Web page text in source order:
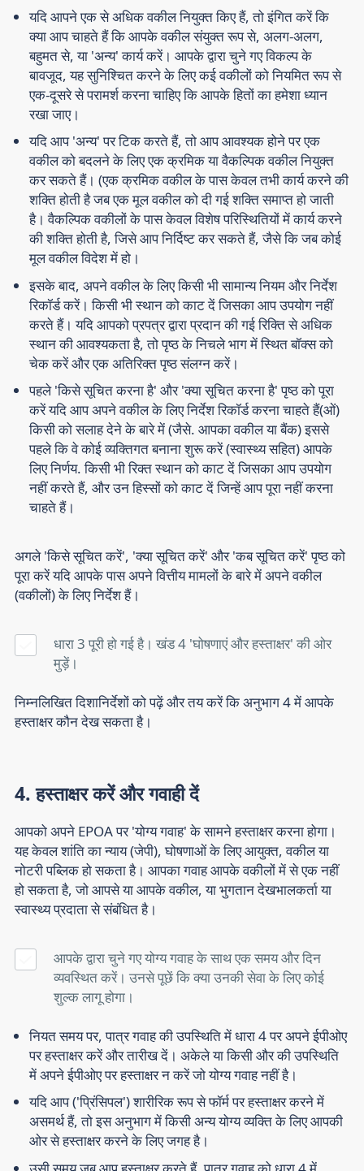
यदि आपने एक से अधिक वकील नियुक्त किए हैं, तो इंगित करें कि
क्या आप चाहते हैं कि आपके वकील संयुक्त रूप से, अलग-अलग,
बहुमत से, या 'अन्य' कार्य करें। आपके द्वारा चुने गए विकल्प के
बावजूद, यह सुनिश्चित करने के लिए कई वकीलों को नियमित रूप से
एक-दूसरे से परामर्श करना चाहिए कि आपके हितों का हमेशा ध्यान
रखा जाए।
यदि आप 'अन्य' पर टिक करते हैं, तो आप आवश्यक होने पर एक
वकील को बदलने के लिए एक क्रमिक या वैकल्पिक वकील नियुक्त
कर सकते हैं। (एक क्रमिक वकील के पास केवल तभी कार्य करने की
शक्ति होती है जब एक मूल वकील को दी गई शक्ति समाप्त हो जाती
है। वैकल्पिक वकीलों के पास केवल विशेष परिस्थितियों में कार्य करने
की शक्ति होती है, जिसे आप निर्दिष्ट कर सकते हैं, जैसे कि जब कोई
मूल वकील विदेश में हो।
इसके बाद, अपने वकील के लिए किसी भी सामान्य नियम और निर्देश
रिकॉर्ड करें। किसी भी स्थान को काट दें जिसका आप उपयोग नहीं
करते हैं। यदि आपको प्रपत्र द्वारा प्रदान की गई रिक्ति से अधिक
स्थान की आवश्यकता है, तो पृष्ठ के निचले भाग में स्थित बॉक्स को
चेक करें और एक अतिरिक्त पृष्ठ संलग्न करें।
पहले 'किसे सूचित करना है' और 'क्या सूचित करना है' पृष्ठ को पूरा
करें यदि आप अपने वकील के लिए निर्देश रिकॉर्ड करना चाहते हैं(ओं)
किसी को सलाह देने के बारे में (जैसे. आपका वकील या बैंक) इससे
पहले कि वे कोई व्यक्तिगत बनाना शुरू करें (स्वास्थ्य सहित) आपके
लिए निर्णय. किसी भी रिक्त स्थान को काट दें जिसका आप उपयोग
नहीं करते हैं, और उन हिस्सों को काट दें जिन्हें आप पूरा नहीं करना
चाहते हैं।
अगले 'किसे सूचित करें', 'क्या सूचित करें' और 'कब सूचित करें' पृष्ठ को
पूरा करें यदि आपके पास अपने वित्तीय मामलों के बारे में अपने वकील
(वकीलों) के लिए निर्देश हैं।
धारा 3 पूरी हो गई है। खंड 4 'घोषणाएं और हस्ताक्षर' की ओर
मुड़ें।
निम्नलिखित दिशानिर्देशों को पढ़ें और तय करें कि अनुभाग 4 में आपके
हस्ताक्षर कौन देख सकता है।
4. हस्ताक्षर करें और गवाही दें
आपको अपने EPOA पर 'योग्य गवाह' के सामने हस्ताक्षर करना होगा।
यह केवल शांति का न्याय (जेपी), घोषणाओं के लिए आयुक्त, वकील या
नोटरी पब्लिक हो सकता है। आपका गवाह आपके वकीलों में से एक नहीं
हो सकता है, जो आपसे या आपके वकील, या भुगतान देखभालकर्ता या
स्वास्थ्य प्रदाता से संबंधित है।
आपके द्वारा चुने गए योग्य गवाह के साथ एक समय और दिन
व्यवस्थित करें। उनसे पूछें कि क्या उनकी सेवा के लिए कोई
शुल्क लागू होगा।
नियत समय पर, पात्र गवाह की उपस्थिति में धारा 4 पर अपने ईपीओए
पर हस्ताक्षर करें और तारीख दें। अकेले या किसी और की उपस्थिति
में अपने ईपीओए पर हस्ताक्षर न करें जो योग्य गवाह नहीं है।
यदि आप ('प्रिंसिपल') शारीरिक रूप से फॉर्म पर हस्ताक्षर करने में
असमर्थ हैं, तो इस अनुभाग में किसी अन्य योग्य व्यक्ति के लिए आपकी
ओर से हस्ताक्षर करने के लिए जगह है।